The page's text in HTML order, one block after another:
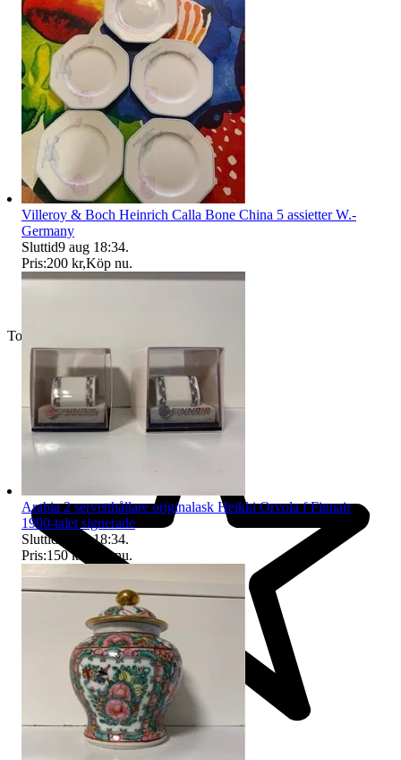
Toppsäljare
Villeroy & Boch Heinrich Calla Bone China 5 assietter W.-
Germany
Sluttid9 aug 18:34.
Pris:200 kr,Köp nu.
Arabia 2 servetthållare originalask Heikki Orvola f Finnair
1990-talet signerade
Sluttid
9 aug 18:34.
Pris:150 kr Köp nu.